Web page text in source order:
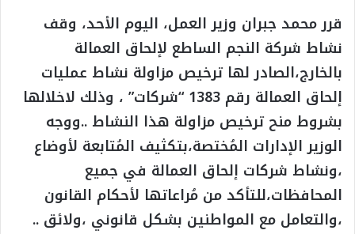
قرر محمد جبران وزير العمل، اليوم الأحد، وقف
نشاط شركة النجم الساطع لإلحاق العمالة
بالخارج،الصادر لها ترخيص مزاولة نشاط عمليات
إلحاق العمالة رقم 1383 “شركات” ، وذلك لاخلالها
بشروط منح ترخيص مزاولة هذا النشاط ..ووجه
الوزير الإدارات المُختصة،بتكثيف المُتابعة لأوضاع
،ونشاط شركات إلحاق العمالة في جميع
المحافظات،للتأكد من مُراعاتها لأحكام القانون
،والتعامل مع المواطنين بشكل قانوني ،ولائق ..